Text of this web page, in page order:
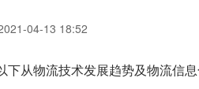
04-13 18:52
下从物流技术发展趋势及物流信